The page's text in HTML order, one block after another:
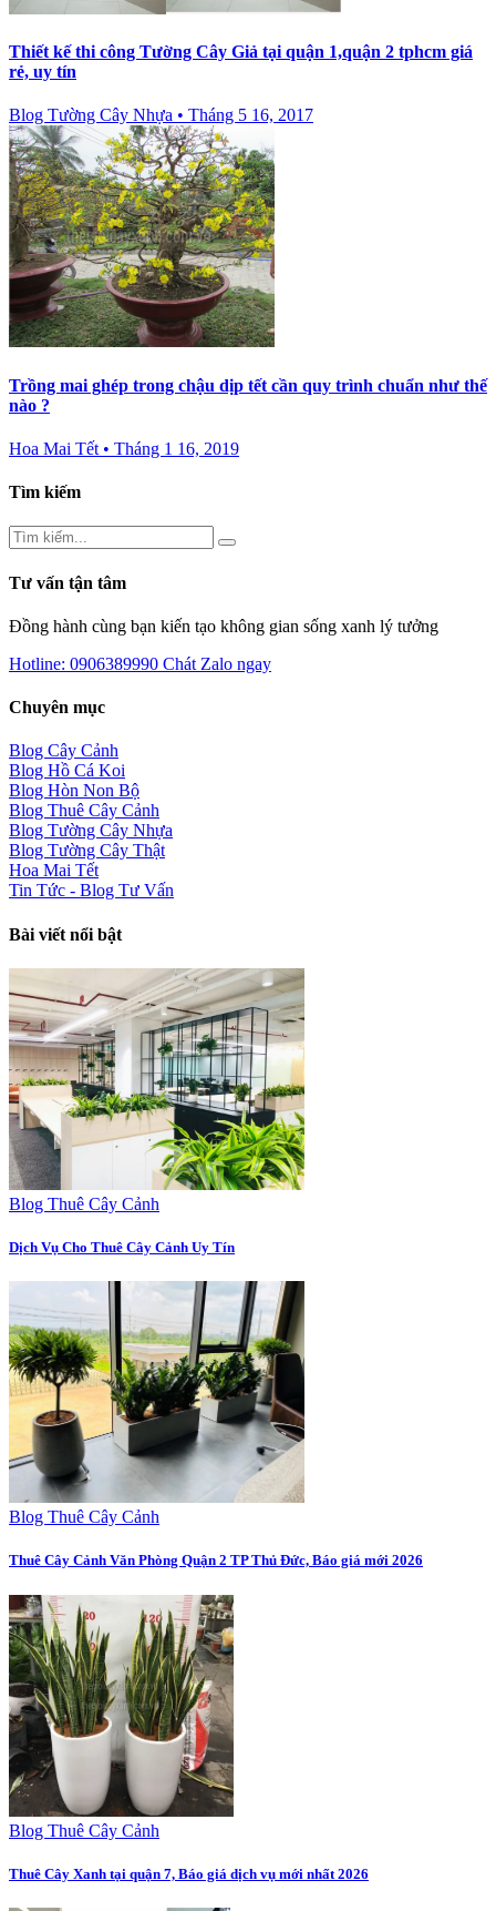
Thiết kế thi công Tường Cây Giả tại quận 1,quận 2 tphcm giá
rẻ, uy tín
Blog Tường Cây Nhựa • Tháng 5 16, 2017
Trồng mai ghép trong chậu dịp tết cần quy trình chuẩn như thế
nào ?
Hoa Mai Tết • Tháng 1 16, 2019
Tìm kiếm
Tư vấn tận tâm
Đồng hành cùng bạn kiến tạo không gian sống xanh lý tưởng
Hotline: 0906389990 Chát Zalo ngay
Chuyên mục
Blog Cây Cảnh
Blog Hồ Cá Koi
Blog Hòn Non Bộ
Blog Thuê Cây Cảnh
Blog Tường Cây Nhựa
Blog Tường Cây Thật
Hoa Mai Tết
Tin Tức - Blog Tư Vấn
Bài viết nổi bật
Blog Thuê Cây Cảnh
Dịch Vụ Cho Thuê Cây Cảnh Uy Tín
Blog Thuê Cây Cảnh
Thuê Cây Cảnh Văn Phòng Quận 2 TP Thủ Đức, Báo giá mới 2026
Blog Thuê Cây Cảnh
Thuê Cây Xanh tại quận 7, Báo giá dịch vụ mới nhất 2026